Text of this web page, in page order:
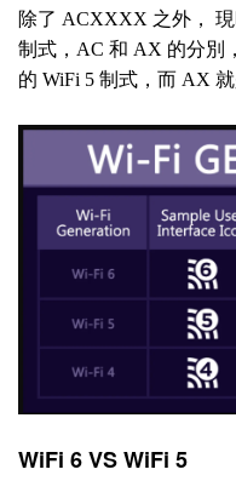
除了 ACXXXX 之外，
制式，AC 和 AX 的分別
的 WiFi 5 制式，而 AX
WiFi 6 VS WiFi 5